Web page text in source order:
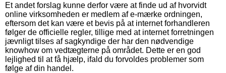
Et andet forslag kunne derfor være at finde ud af hvorvidt
online virksomheden er medlem af e-mærke ordningen,
eftersom det kan være et bevis på at internet forhandleren
følger de officielle regler, tillige med at internet forretningen
jævnligt tilses af sagkyndige der har den nødvendige
knowhow om vedtægterne på området. Dette er en god
lejlighed til at få hjælp, ifald du forvoldes problemer som
følge af din handel.